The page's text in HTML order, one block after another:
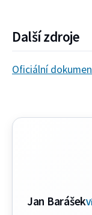
Další zdroje
Oficiální
Jan Barášek